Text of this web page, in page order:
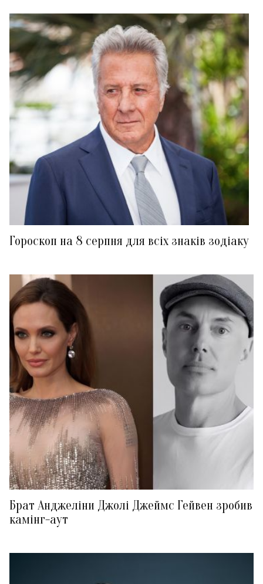
Гороскоп на 8 серпня для всіх знаків зодіаку
Брат Анджеліни Джолі Джеймс Гейвен зробив
камінг-аут